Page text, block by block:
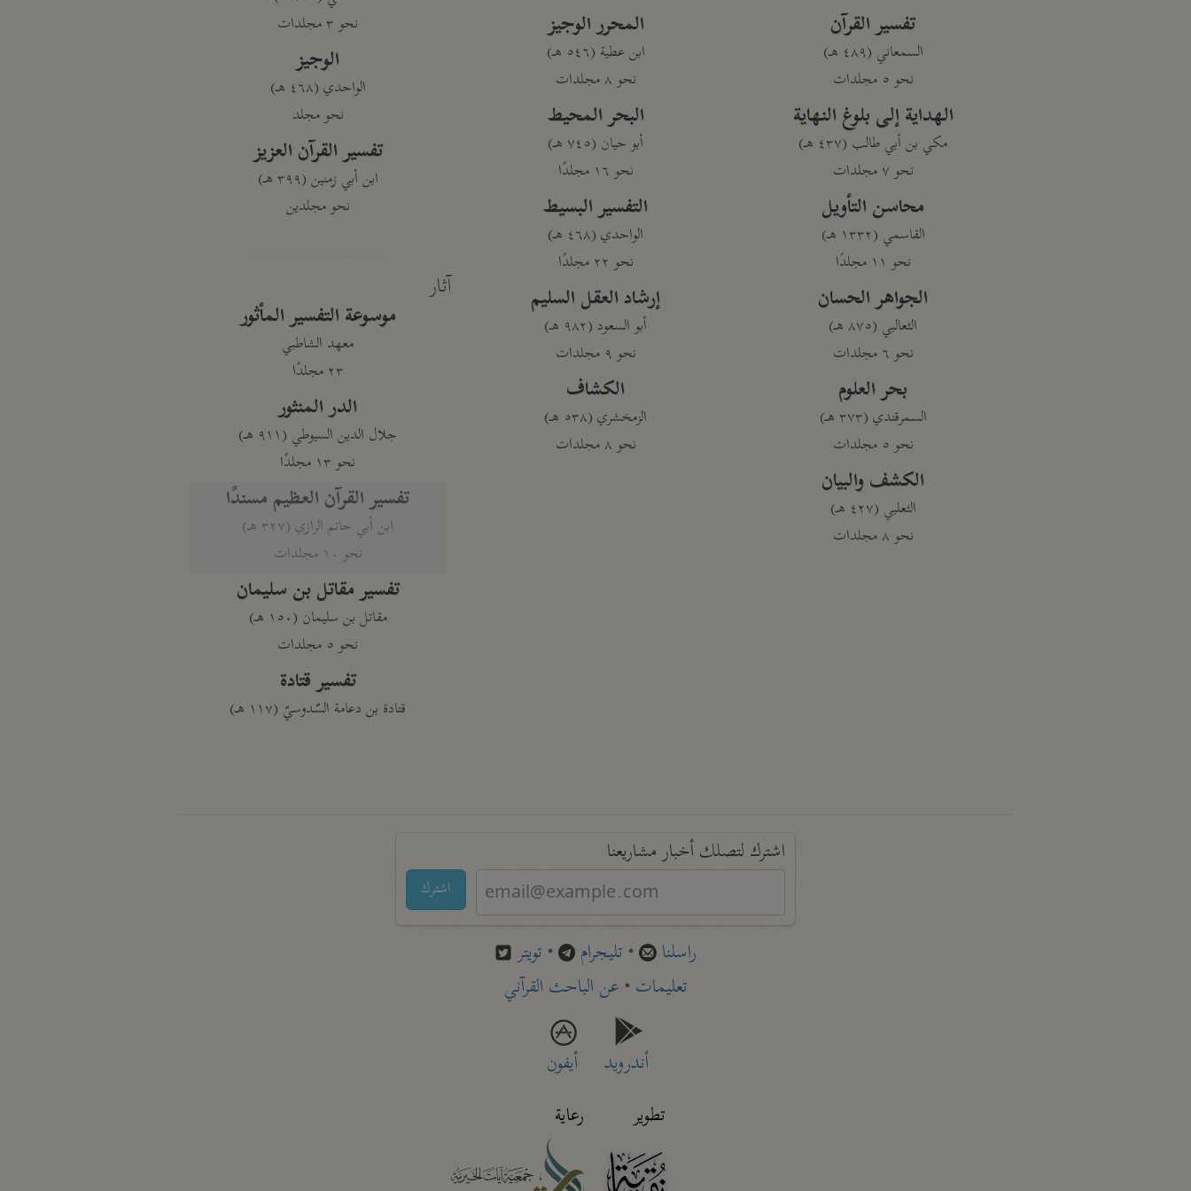
تفسير القرآن
السمعاني (٤٨٩ هـ)
نحو ٥ مجلدات
الهداية إلى بلوغ النهاية
مكي بن أبي طالب (٤٣٧ هـ)
نحو ٧ مجلدات
محاسن التأويل
القاسمي (١٣٣٢ هـ)
نحو ١١ مجلدًا
الجواهر الحسان
الثعالبي (٨٧٥ هـ)
نحو ٦ مجلدات
بحر العلوم
السمرقندي (٣٧٣ هـ)
نحو ٥ مجلدات
الكشف والبيان
الثعلبي (٤٢٧ هـ)
نحو ٨ مجلدات
المحرر الوجيز
ابن عطية (٥٤٦ هـ)
نحو ٨ مجلدات
البحر المحيط
أبو حيان (٧٤٥ هـ)
نحو ١٦ مجلدًا
التفسير البسيط
الواحدي (٤٦٨ هـ)
نحو ٢٢ مجلدًا
إرشاد العقل السليم
أبو السعود (٩٨٢ هـ)
نحو ٩ مجلدات
الكشاف
الزمخشري (٥٣٨ هـ)
نحو ٨ مجلدات
نحو ٣ مجلدات
الوجيز
الواحدي (٤٦٨ هـ)
نحو مجلد
تفسير القرآن العزيز
ابن أبي زمنين (٣٩٩ هـ)
نحو مجلدين
آثار
موسوعة التفسير المأثور
معهد الشاطبي
٢٣ مجلدًا
الدر المنثور
جلال الدين السيوطي (٩١١ هـ)
نحو ١٣ مجلدًا
تفسير القرآن العظيم مسندًا
ابن أبي حاتم الرازي (٣٢٧ هـ)
نحو ١٠ مجلدات
تفسير مقاتل بن سليمان
مقاتل بن سليمان (١٥٠ هـ)
نحو ٥ مجلدات
تفسير قتادة
قتادة بن دعامة السّدوسيّ (١١٧ هـ)
اشترك لتصلك أخبار مشاريعنا
اشترك
راسلنا • تليجرام • تويتر
تعليمات• عن الباحث القرآني
أندرويد
أيفون
تطوير
رعاية